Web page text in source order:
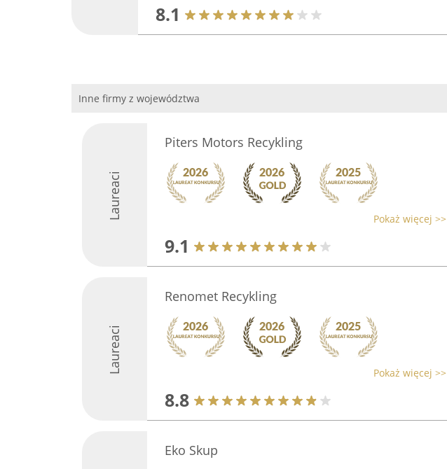
8.1
Inne firmy z województwa
Laureaci
Piters Motors Recykling
Pokaż więcej >>
9.1
Laureaci
Renomet Recykling
Pokaż więcej >>
8.8
Eko Skup